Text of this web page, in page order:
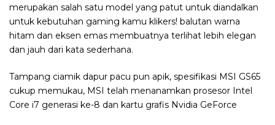
merupakan salah satu model yang patut untuk diandalkan
untuk kebutuhan gaming kamu klikers! balutan warna
hitam dan eksen emas membuatnya terlihat lebih elegan
dan jauh dari kata sederhana.
Tampang ciamik dapur pacu pun apik, spesifikasi MSI GS65
cukup memukau, MSI telah menanamkan prosesor Intel
Core i7 generasi ke-8 dan kartu grafis Nvidia GeForce